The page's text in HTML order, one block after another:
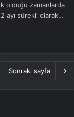
olduğu zamanlarda
ayı sürekli olarak…
Sonraki sayfa